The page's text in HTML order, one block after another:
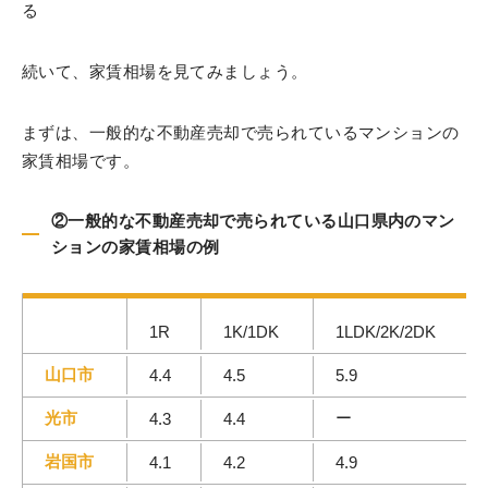
る
続いて、家賃相場を見てみましょう。
まずは、一般的な不動産売却で売られているマンションの
家賃相場です。
②一般的な不動産売却で売られている山口県内のマン
ションの家賃相場の例
1R 1K/1DK 1LDK/2K/2DK
山口市 4.4 4.5 5.9
光市 4.3 4.4 ー
岩国市 4.1 4.2 4.9